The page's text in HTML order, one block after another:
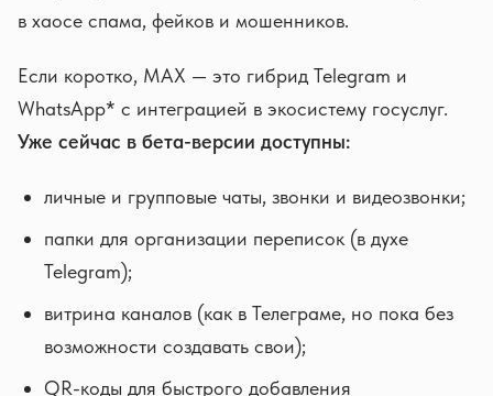
в хаосе спама, фейков и мошенников.
Если коротко, MAX — это гибрид Telegram и
WhatsApp* с интеграцией в экосистему госуслуг.
Уже сейчас в бета-версии доступны:
личные и групповые чаты, звонки и видеозвонки;
папки для организации переписок (в духе
Telegram);
витрина каналов (как в Телеграме, но пока без
возможности создавать свои);
QR-коды для быстрого добавления